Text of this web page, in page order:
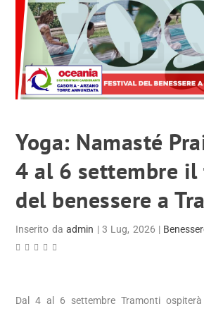
Yoga: Namasté
4 al 6 settembre
del benessere a
Inserito daadmin | 3 Lug, 2026 |
Dal 4 al 6 settembre Tramonti